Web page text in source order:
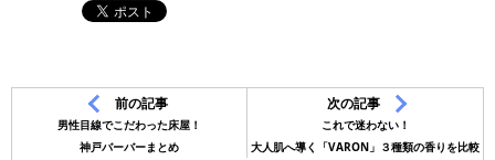
前の記事
男性目線でこだわった床屋！
神戸バーバーまとめ
次の記事
これで迷わない！
大人肌へ導く「VARON」３種類の香りを比較